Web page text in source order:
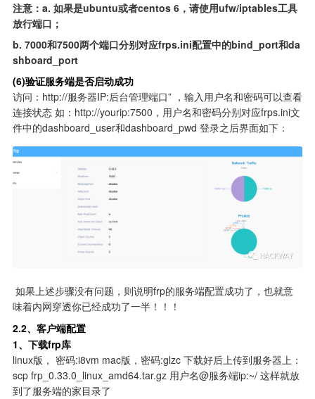
注意：a. 如果是ubuntu或者centos 6，请使用ufw/iptables工具
放行端口；
b. 7000和7500两个端口分别对应frps.ini配置中的bind_port和da
shboard_port
(6)验证服务端是否启动成功
访问：http://服务器IP:后台管理端口” ，输入用户名和密码可以查看
连接状态 如：http://yourip:7500，用户名和密码分别对应frps.ini文
件中的dashboard_user和dashboard_pwd 登录之后界面如下：
味着内网穿透你已经成功了一半！！！
2.2、客户端配置
1、下载frp库
linux版， 密码:i8vm mac版，密码:glzc 下载好后上传到服务器上：
scp frp_0.33.0_linux_amd64.tar.gz 用户名@服务端ip:~/ 这样就放
到了服务端的家目录了